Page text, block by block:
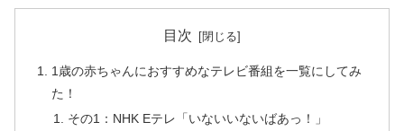
目次
1歳の赤ちゃんにおすすめなテレビ番組を一覧にしてみ
た！
その1：NHK Eテレ「いないいないばあっ！」